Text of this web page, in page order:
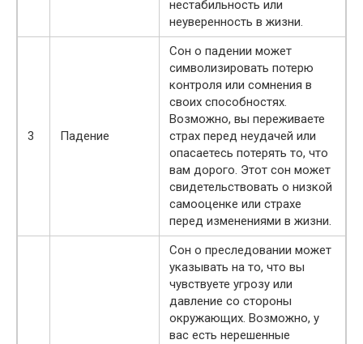
нестабильность или
неуверенность в жизни.
3 Падение
Сон о падении может
символизировать потерю
контроля или сомнения в
своих способностях.
Возможно, вы переживаете
страх перед неудачей или
опасаетесь потерять то, что
вам дорого. Этот сон может
свидетельствовать о низкой
самооценке или страхе
перед изменениями в жизни.
Сон о преследовании может
указывать на то, что вы
чувствуете угрозу или
давление со стороны
окружающих. Возможно, у
вас есть нерешенные